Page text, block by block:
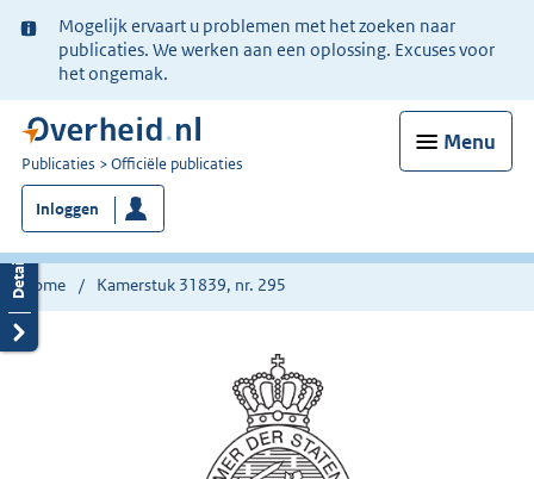
Ter
informatie:
Mogelijk ervaart u problemen met het zoeken naar
publicaties. We werken aan een oplossing. Excuses voor
het ongemak.
Menu
U
bent
nu
hier:
Publicaties Officiële publicaties
Inloggen
Home Kamerstuk 31839, nr. 295